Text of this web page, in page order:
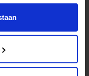
moment voor de